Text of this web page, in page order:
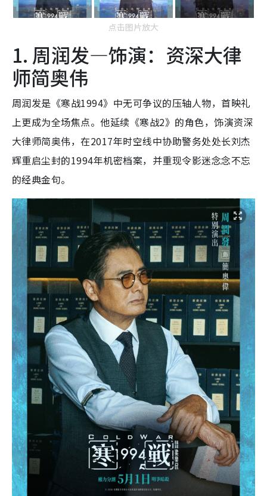
点击图片放大
1. 周润发—饰演：资深大律
师简奥伟
周润发是《寒战1994》中无可争议的压轴人物，首映礼
上更成为全场焦点。他延续《寒战2》的角色，饰演资深
大律师简奥伟，在2017年时空线中协助警务处处长刘杰
辉重启尘封的1994年机密档案，并重现令影迷念念不忘
的经典金句。